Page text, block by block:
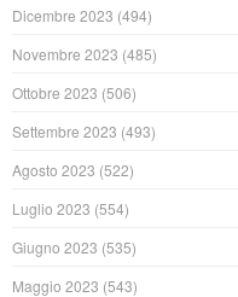
Dicembre 2023 (494)
Novembre 2023 (485)
Ottobre 2023 (506)
Settembre 2023 (493)
Agosto 2023 (522)
Luglio 2023 (554)
Giugno 2023 (535)
Maggio 2023 (543)